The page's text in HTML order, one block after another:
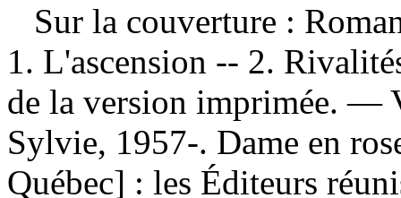
Sur la couverture :
1. L'ascension -- 2.
de la version imprimée. —
Sylvie, 1957-. Dame en
Québec] : les Éditeurs